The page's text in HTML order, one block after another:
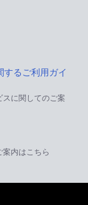
するご利用ガイ
スに関してのご案
内はこちら